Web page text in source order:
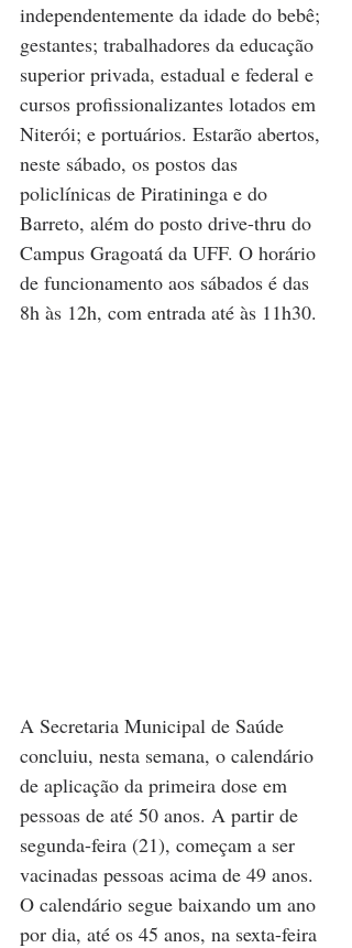
independentemente da idade do bebê;
gestantes; trabalhadores da educação
superior privada, estadual e federal e
cursos profissionalizantes lotados em
Niterói; e portuários. Estarão abertos,
neste sábado, os postos das
policlínicas de Piratininga e do
Barreto, além do posto drive-thru do
Campus Gragoatá da UFF. O horário
de funcionamento aos sábados é das
8h às 12h, com entrada até às 11h30.
A Secretaria Municipal de Saúde
concluiu, nesta semana, o calendário
de aplicação da primeira dose em
pessoas de até 50 anos. A partir de
segunda-feira (21), começam a ser
vacinadas pessoas acima de 49 anos.
O calendário segue baixando um ano
por dia, até os 45 anos, na sexta-feira